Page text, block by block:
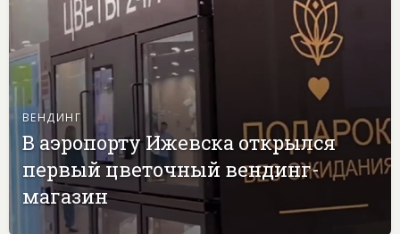
ВЕНДИНГ
В аэропорту Ижевска открылся
первый цветочный вендинг-
магазин